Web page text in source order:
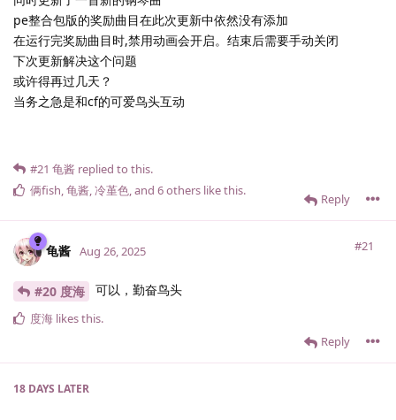
pe整合包版的奖励曲目在此次更新中依然没有添加
在运行完奖励曲目时,禁用动画会开启。结束后需要手动关闭
下次更新解决这个问题
或许得再过几天？
当务之急是和cf的可爱鸟头互动
Reply
#21 龟酱 replied to this.
俩fish,龟酱,冷堇色, and 6others like this.
龟酱 #21
Aug 26, 2025
#20 度海 可以，勤奋鸟头
Reply
度海 likes this.
18 DAYS LATER